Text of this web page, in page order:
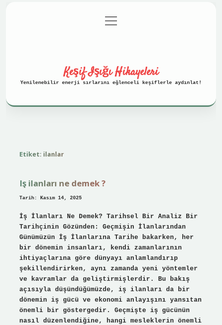
Gizlilik Politikası
menüyü
aç
Keşif Işığı Hikayeleri
Yenilenebilir enerji sırlarını eğlenceli keşiflerle aydınlat!
Etiket: ilanlar
Iş ilanları ne demek ?
Tarih: Kasım 14, 2025
İş İlanları Ne Demek? Tarihsel Bir Analiz Bir
Tarihçinin Gözünden: Geçmişin İlanlarından
Günümüzün İş İlanlarına Tarihe bakarken, her
bir dönemin insanları, kendi zamanlarının
ihtiyaçlarına göre dünyayı anlamlandırıp
şekillendirirken, aynı zamanda yeni yöntemler
ve kavramlar da geliştirmişlerdir. Bu bakış
açısıyla düşündüğümüzde, iş ilanları da bir
dönemin iş gücü ve ekonomi anlayışını yansıtan
önemli bir göstergedir. Geçmişte iş gücünün
nasıl düzenlendiğine, hangi mesleklerin önemli